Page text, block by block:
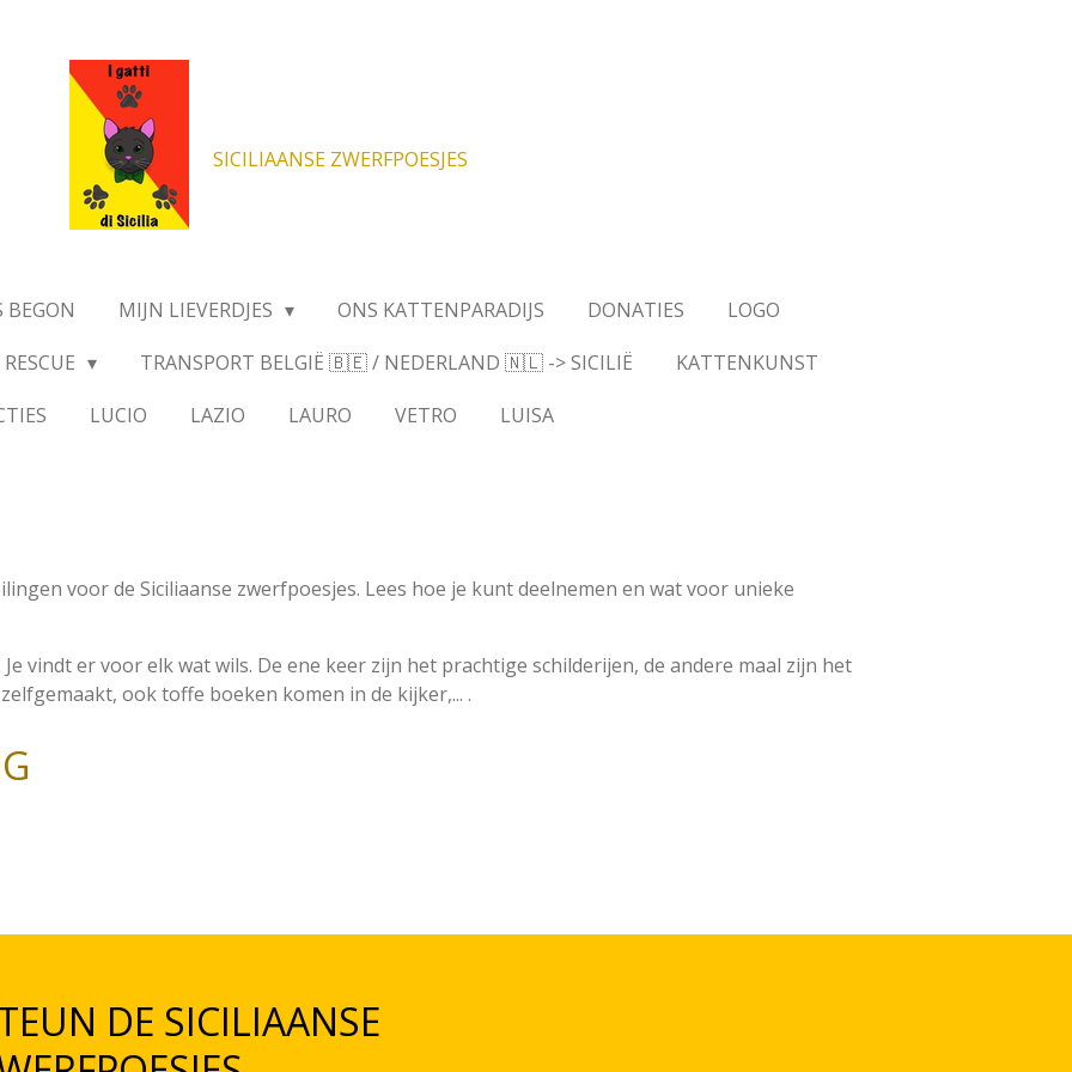
SICILIAANSE ZWERFPOESJES
BEGON MIJN LIEVERDJES ONS KATTENPARADIJS DONATIES
LOGO
RESCUE TRANSPORT BELGIË 🇧🇪 / NEDERLAND 🇳🇱 -> SICILIË
KATTENKUNST
LUCIO LAZIO LAURO VETRO LUISA
voor de Siciliaanse zwerfpoesjes. Lees hoe je kunt deelnemen en wat voor unieke
vindt er voor elk wat wils. De ene keer zijn het prachtige schilderijen, de andere maal zijn het
ook toffe boeken komen in de kijker,... .
DE SICILIAANSE